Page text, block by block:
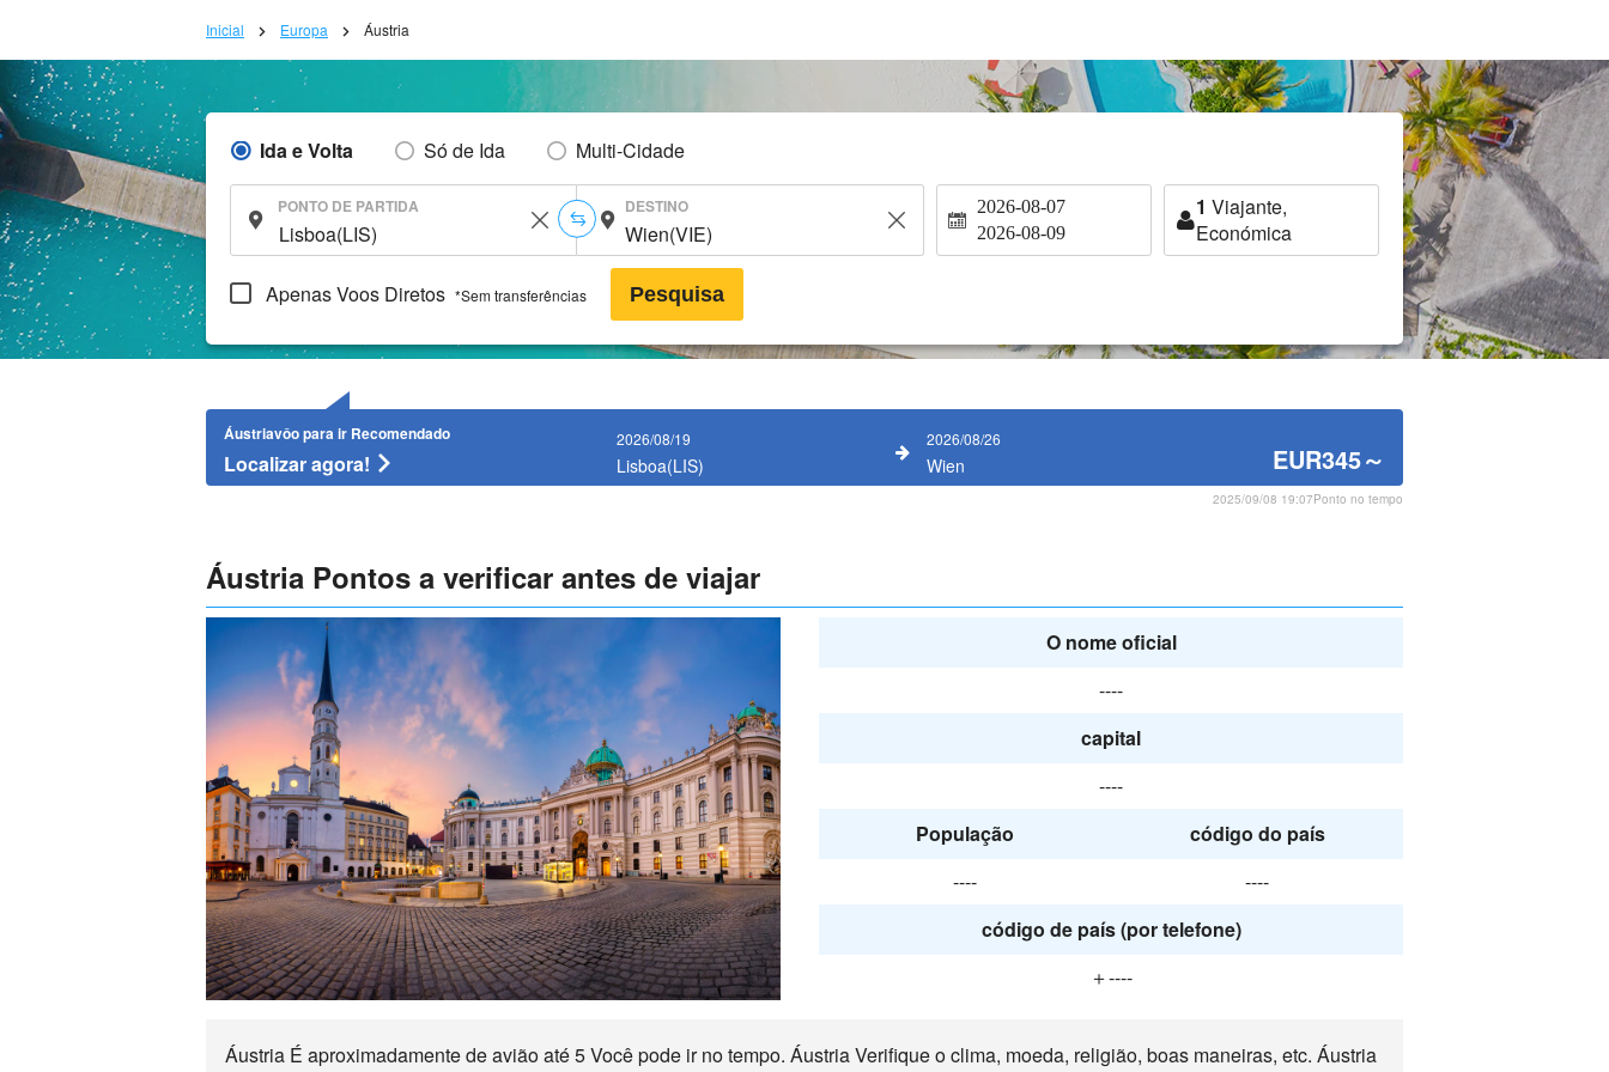
Inicial Europa Áustria
Ida e Volta Só de Ida Multi-Cidade
PONTO DE PARTIDA DESTINO 2026-08-07
2026-08-09
1 Viajante,
Económica
Apenas Voos Diretos *Sem transferências Pesquisa
Áustriavôo para ir Recomendado
Localizar agora!
2026/08/19
Lisboa(LIS)
2026/08/26
Wien EUR345～
2025/09/08 19:07Ponto no tempo
Áustria Pontos a verificar antes de viajar
O nome oficial
----
capital
----
População
código do país
----
----
código de país (por telefone)
＋----
Áustria É aproximadamente de avião até 5 Você pode ir no tempo. Áustria Verifique o clima, moeda, religião, boas maneiras, etc. Áustria